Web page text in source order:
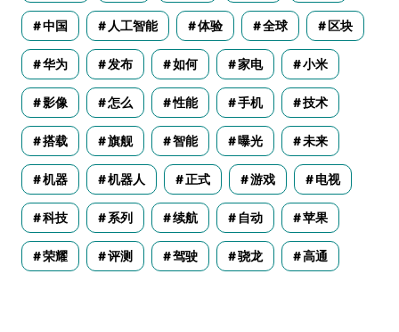
中国 人工智能 体验 全球 区块
华为 发布 如何 家电 小米
影像 怎么 性能 手机 技术
搭载 旗舰 智能 曝光 未来
机器 机器人 正式 游戏 电视
科技 系列 续航 自动 苹果
荣耀 评测 驾驶 骁龙 高通